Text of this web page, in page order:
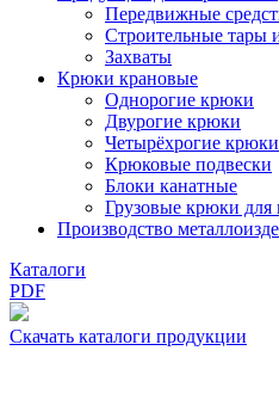
Передвижные
Строительные тары
Захваты
Крюки крановые
Однорогие крюки
Двурогие крюки
Четырёхрогие крюки
Крюковые подвески
Блоки канатные
Грузовые крюки для
Производство
Каталоги
PDF
Скачать каталоги продукции